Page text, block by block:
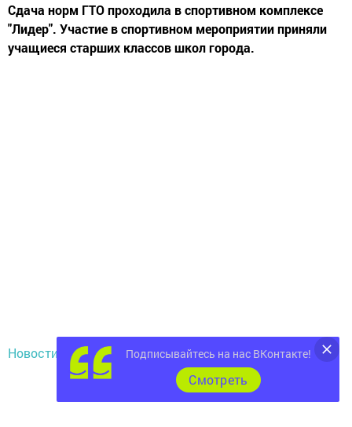
Сдача норм ГТО проходила в спортивном комплексе
"Лидер". Участие в спортивном мероприятии приняли
учащиеся старших классов школ города.
Новости СМИ2 Подписывайтесь на нас ВКонтакте!
Cмотреть